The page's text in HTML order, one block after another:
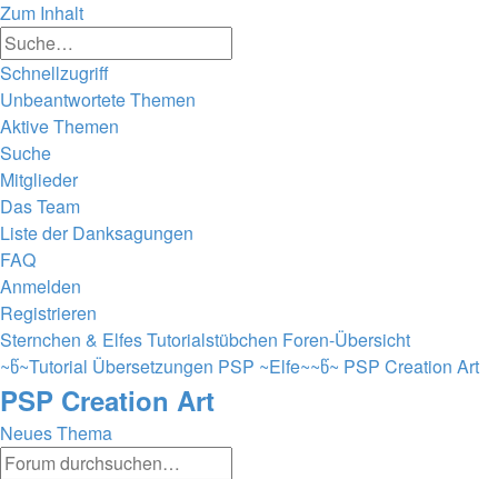
Zum Inhalt
Schnellzugriff
Unbeantwortete Themen
Aktive Themen
Suche
Mitglieder
Das Team
Liste der Danksagungen
FAQ
Anmelden
Registrieren
Sternchen & Elfes Tutorialstübchen Foren-Übersicht
~წ~Tutorial Übersetzungen PSP ~Elfe~~წ~ PSP Creation Art
PSP Creation Art
Neues Thema